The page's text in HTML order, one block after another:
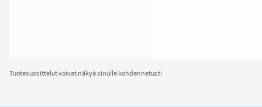
Tuotesuosittelut voivat näkyä sinulle kohdennetusti